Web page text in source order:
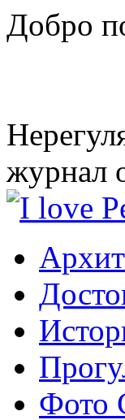
Добро
журнал
Фото